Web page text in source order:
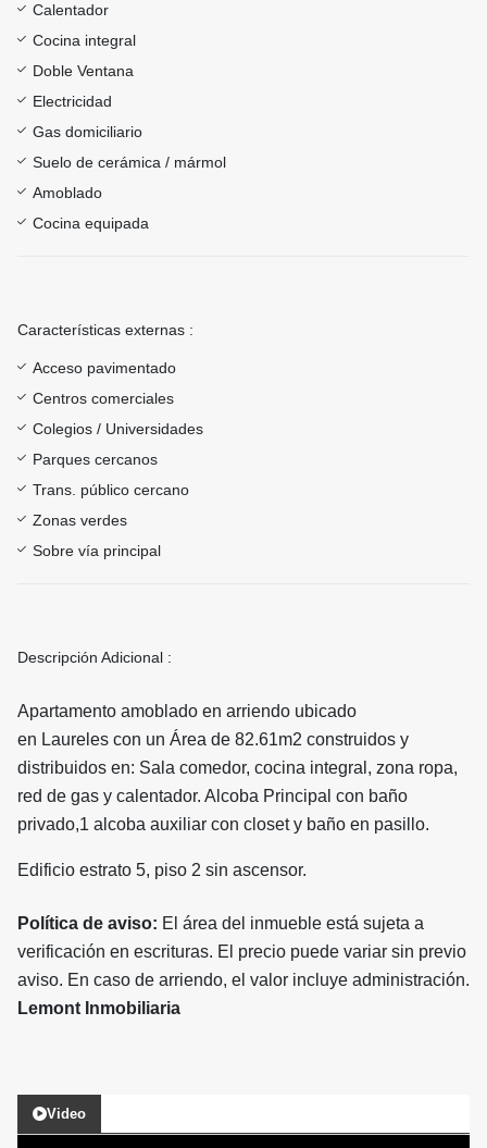
Calentador
Cocina integral
Doble Ventana
Electricidad
Gas domiciliario
Suelo de cerámica / mármol
Amoblado
Cocina equipada
Características externas :
Acceso pavimentado
Centros comerciales
Colegios / Universidades
Parques cercanos
Trans. público cercano
Zonas verdes
Sobre vía principal
Descripción Adicional :
Apartamento amoblado en arriendo ubicado
en Laureles con un Área de 82.61m2 construidos y
distribuidos en: Sala comedor, cocina integral, zona ropa,
red de gas y calentador. Alcoba Principal con baño
privado,1 alcoba auxiliar con closet y baño en pasillo.
Edificio estrato 5, piso 2 sin ascensor.
Política de aviso: El área del inmueble está sujeta a
verificación en escrituras. El precio puede variar sin previo
aviso. En caso de arriendo, el valor incluye administración.
Lemont Inmobiliaria
Video